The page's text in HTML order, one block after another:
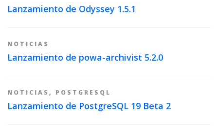
Lanzamiento de Odyssey 1.5.1
NOTICIAS
Lanzamiento de powa-archivist 5.2.0
NOTICIAS , POSTGRESQL
Lanzamiento de PostgreSQL 19 Beta 2